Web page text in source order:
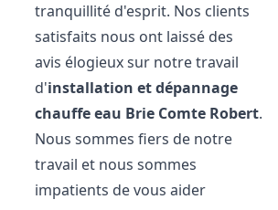
tranquillité d'esprit. Nos clients
satisfaits nous ont laissé des
avis élogieux sur notre travail
d'installation et dépannage
chauffe eau Brie Comte Robert.
Nous sommes fiers de notre
travail et nous sommes
impatients de vous aider